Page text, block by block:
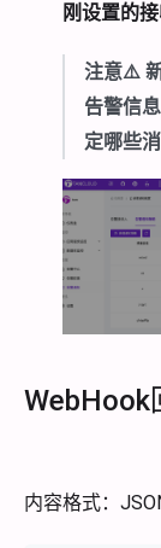
刚设置的
注意⚠️
告警信
定哪些
WebHook
内容格式：